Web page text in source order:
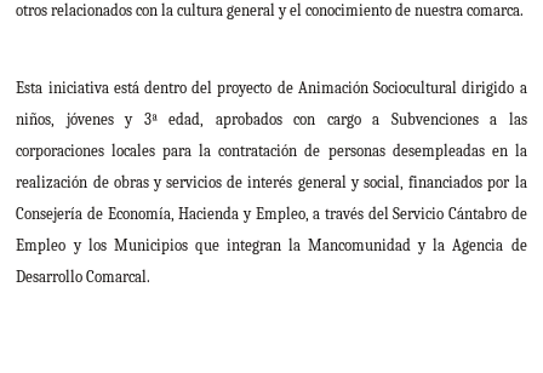
otros relacionados con la cultura general y el conocimiento de nuestra comarca.
Esta iniciativa está dentro del proyecto de Animación Sociocultural dirigido a
niños, jóvenes y 3ª edad, aprobados con cargo a Subvenciones a las
corporaciones locales para la contratación de personas desempleadas en la
realización de obras y servicios de interés general y social, financiados por la
Consejería de Economía, Hacienda y Empleo, a través del Servicio Cántabro de
Empleo y los Municipios que integran la Mancomunidad y la Agencia de
Desarrollo Comarcal.